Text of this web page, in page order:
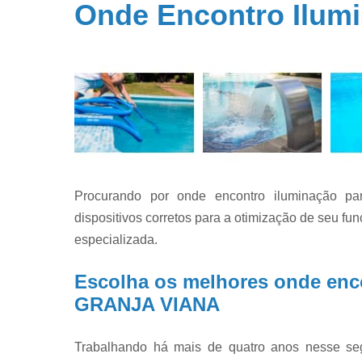
Filtros para
piscinas
Iluminação
piscina
Limpeza de
piscinas
de piscinas
Onde Encontro
Procurando por onde encontro iluminação
dispositivos corretos para a otimização de seu
especializada.
Escolha os melhores onde
GRANJA VIANA
Trabalhando há mais de quatro anos nesse